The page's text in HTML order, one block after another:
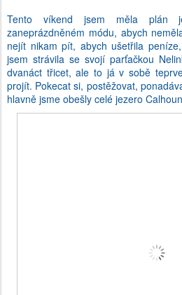
Tento víkend jsem měla
zaneprázdněném módu, abych
nejít nikam pít, abych ušetřila
jsem strávila se svojí parťačkou
dvanáct třicet, ale to já v sobě
projít. Pokecat si, postěžovat,
hlavně jsme obešly celé jezero